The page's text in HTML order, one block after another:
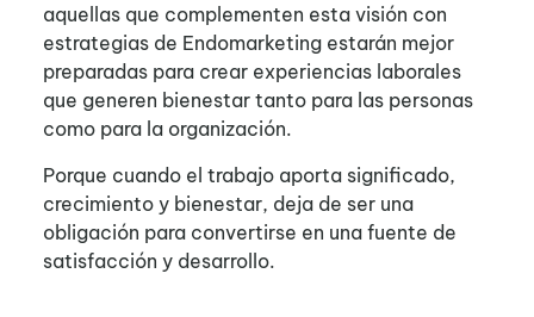
aquellas que complementen esta visión con
estrategias de Endomarketing estarán mejor
preparadas para crear experiencias laborales
que generen bienestar tanto para las personas
como para la organización.
Porque cuando el trabajo aporta significado,
crecimiento y bienestar, deja de ser una
obligación para convertirse en una fuente de
satisfacción y desarrollo.